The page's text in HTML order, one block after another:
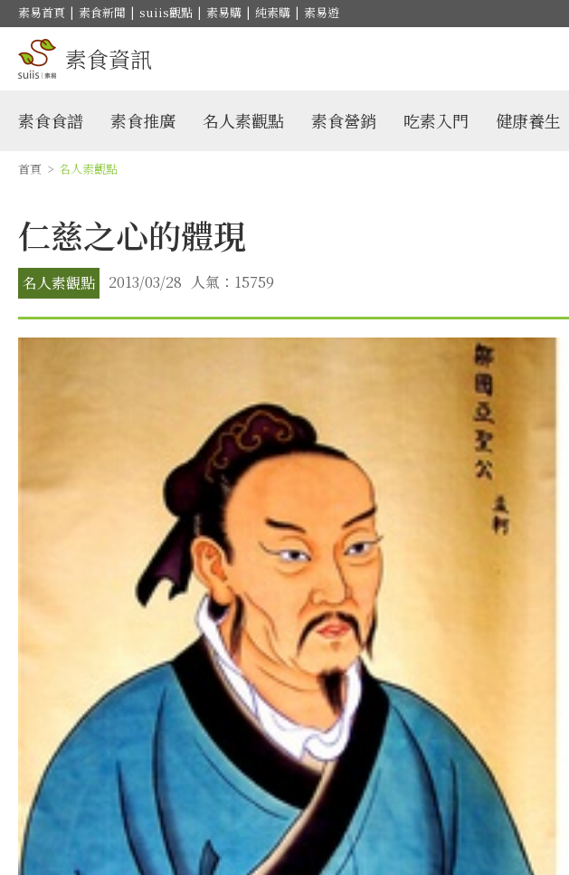
素易首頁 | 素食新聞 | suiis觀點 | 素易購 | 純素購 | 素易遊
素食資訊
素食食譜 素食推廣 名人素觀點 素食營銷 吃素入門 健康養生
首頁 > 名人素觀點
仁慈之心的體現
名人素觀點 2013/03/28 人氣：15759